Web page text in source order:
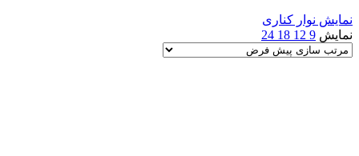
نمایش نوار کناری
نمایش 9
12
18
24